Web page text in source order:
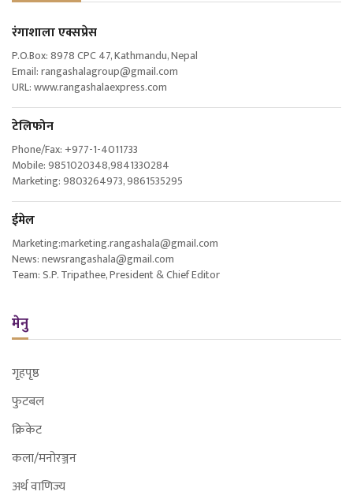
रंगाशाला एक्सप्रेस
P.O.Box: 8978 CPC 47, Kathmandu, Nepal
Email: rangashalagroup@gmail.com
URL: www.rangashalaexpress.com
टेलिफोन
Phone/Fax: +977-1-4011733
Mobile: 9851020348,9841330284
Marketing: 9803264973, 9861535295
ईमेल
Marketing:marketing.rangashala@gmail.com
News: newsrangashala@gmail.com
Team: S.P. Tripathee, President & Chief Editor
मेनु
गृहपृष्ठ
फुटबल
क्रिकेट
कला/मनोरञ्जन
अर्थ वाणिज्य